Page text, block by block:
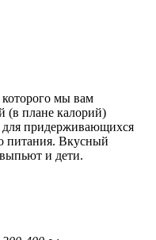
мы вам
(в плане калорий)
для придерживающихся
питания. Вкусный
и дети.